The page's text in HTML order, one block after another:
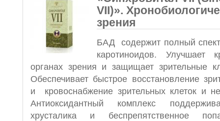
VII)».
зрения
БАД содержит полный
каротиноидов. Улучшает
органах зрения и защищает зрительные
Обеспечивает быстрое восстановление
и кровоснабжение зрительных клеток и
Антиоксидантный комплекс
хрусталика и беспрепятственное